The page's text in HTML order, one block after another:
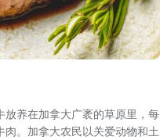
放养在加拿大广袤的草原里，每
。加拿大农民以关爱动物和土